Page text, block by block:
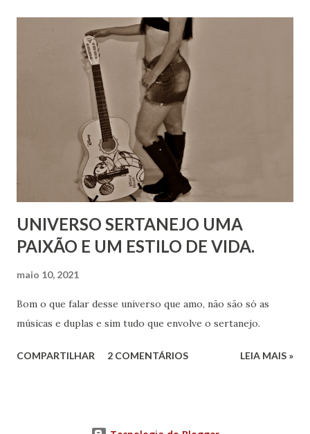
UNIVERSO SERTANEJO UMA
PAIXÃO E UM ESTILO DE VIDA.
maio 10, 2021
Bom o que falar desse universo que amo, não são só as
músicas e duplas e sim tudo que envolve o sertanejo.
COMPARTILHAR 2 COMENTÁRIOS LEIA MAIS »